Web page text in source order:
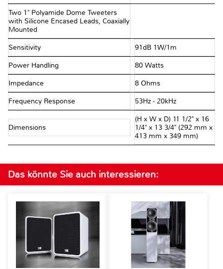
Two 1" Polyamide Dome Tweeters
with Silicone Encased Leads, Coaxially
Mounted
Sensitivity 91dB 1W/1m
Power Handling 80 Watts
Impedance 8 Ohms
Frequency Response 53Hz - 20kHz
Dimensions
(H x W x D) 11 1/2" x 16
1/4" x 13 3/4" (292 mm x
413 mm x 349 mm)
Das könnte Sie auch interessieren: